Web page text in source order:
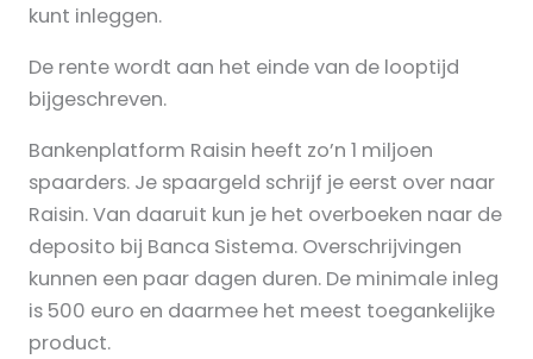
kunt inleggen.
De rente wordt aan het einde van de looptijd
bijgeschreven.
Bankenplatform Raisin heeft zo’n 1 miljoen
spaarders. Je spaargeld schrijf je eerst over naar
Raisin. Van daaruit kun je het overboeken naar de
deposito bij Banca Sistema. Overschrijvingen
kunnen een paar dagen duren. De minimale inleg
is 500 euro en daarmee het meest toegankelijke
product.